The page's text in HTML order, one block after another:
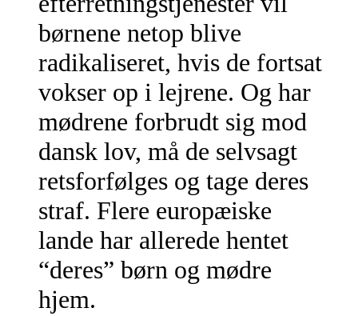
børnene netop blive
radikaliseret, hvis de fortsat
vokser op i lejrene. Og har
mødrene forbrudt sig mod
dansk lov, må de selvsagt
retsforfølges og tage deres
straf. Flere europæiske
lande har allerede hentet
“deres” børn og mødre
hjem.